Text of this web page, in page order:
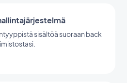
sisältöä suoraan back